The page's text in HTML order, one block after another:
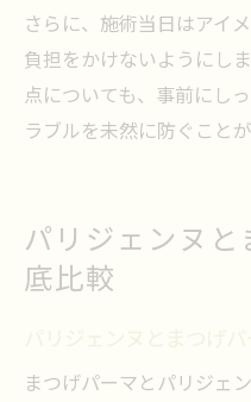
さらに、施術当日はアイ
負担をかけないようにし
点についても、事前にし
ラブルを未然に防ぐことが
パリジェンヌ
底比較
パリジェンヌとまつげ
まつげパーマとパリジェ